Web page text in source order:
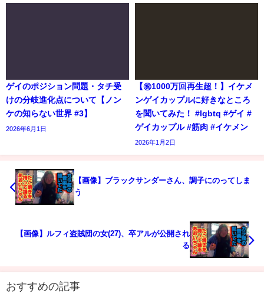
ゲイのポジション問題・タチ受
けの分岐進化点について【ノン
ケの知らない世界 #3】
2026年6月1日
【㊗️1000万回再生超！】イケメ
ンゲイカップルに好きなところ
を聞いてみた！ #lgbtq #ゲイ #
ゲイカップル #筋肉 #イケメン
2026年1月2日
【画像】ブラックサンダーさん、調子にのってしま
う
【画像】ルフィ盗賊団の女(27)、卒アルが公開され
る
おすすめの記事